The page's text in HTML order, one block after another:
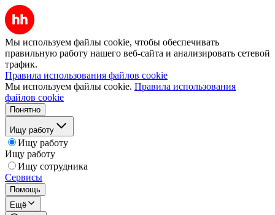
Мы используем файлы cookie, чтобы обеспечивать
правильную работу нашего веб-сайта и анализировать сетевой
трафик.
Правила использования файлов cookie
Мы используем файлы cookie. Правила использования
файлов cookie
Понятно
Ищу работу
Ищу работу
Ищу работу
Ищу сотрудника
Сервисы
Помощь
Ещё